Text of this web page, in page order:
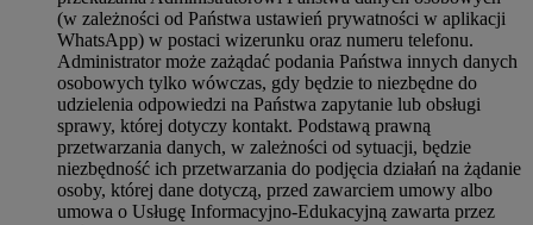
(w zależności od Państwa ustawień prywatności w aplikacji
WhatsApp) w postaci wizerunku oraz numeru telefonu.
Administrator może zażądać podania Państwa innych danych
osobowych tylko wówczas, gdy będzie to niezbędne do
udzielenia odpowiedzi na Państwa zapytanie lub obsługi
sprawy, której dotyczy kontakt. Podstawą prawną
przetwarzania danych, w zależności od sytuacji, będzie
niezbędność ich przetwarzania do podjęcia działań na żądanie
osoby, której dane dotyczą, przed zawarciem umowy albo
umowa o Usługę Informacyjno-Edukacyjną zawarta przez